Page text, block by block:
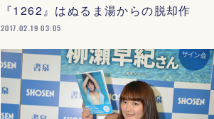
『1262』はぬるま湯からの脱却作
2017.02.19 03:05